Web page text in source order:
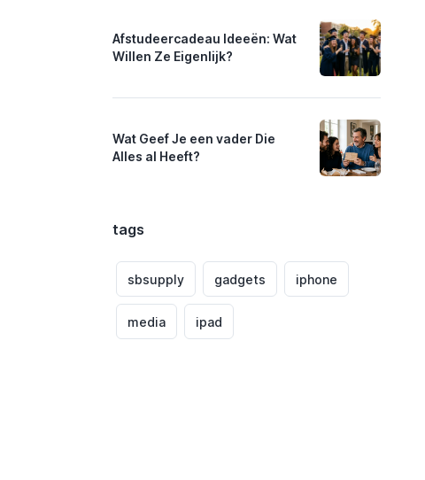
Afstudeercadeau Ideeën: Wat
Willen Ze Eigenlijk?
Wat Geef Je een vader Die
Alles al Heeft?
tags
sbsupply gadgets iphone
media ipad